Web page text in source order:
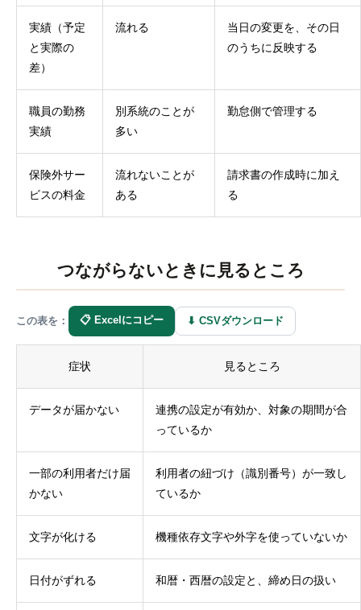
実績（予定
と実際の
差）
流れる
当日の変更を、その日
のうちに反映する
職員の勤務
実績
別系統のことが
多い
勤怠側で管理する
保険外サー
ビスの料金
流れないことが
ある
請求書の作成時に加え
る
つながらないときに見るところ
この表を： 📋 Excelにコピー ⬇ CSVダウンロード
症状 見るところ
データが届かない
連携の設定が有効か、対象の期間が合
っているか
一部の利用者だけ届
かない
利用者の紐づけ（識別番号）が一致し
ているか
文字が化ける 機種依存文字や外字を使っていないか
日付がずれる 和暦・西暦の設定と、締め日の扱い